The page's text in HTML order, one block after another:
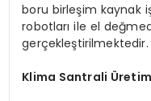
boru birleşim kaynak
robotları ile el
gerçekleştirilmektedir.
Klima Santrali Ü